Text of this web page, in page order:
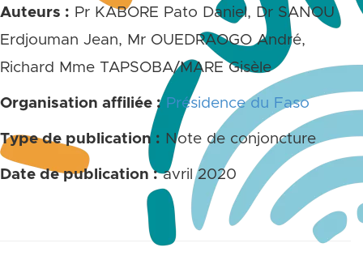
Auteurs : Pr KABORE Pato Daniel, Dr SANOU
Erdjouman Jean, Mr OUEDRAOGO André,
Richard Mme TAPSOBA/MARE Gisèle
Organisation affiliée : Présidence du Faso
Type de publication : Note de conjoncture
Date de publication :avril 2020